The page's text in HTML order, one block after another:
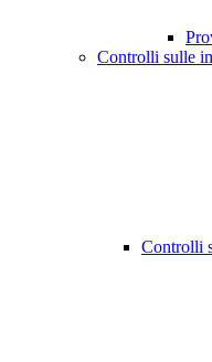
Controlli sulle
Controlli